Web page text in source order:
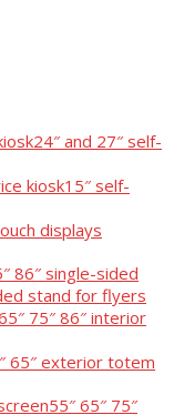
24″ and 27″ self-
kiosk15″ self-
displays
86″ single-sided
stand for flyers
75″ 86″ interior
65″ exterior totem
55″ 65″ 75″